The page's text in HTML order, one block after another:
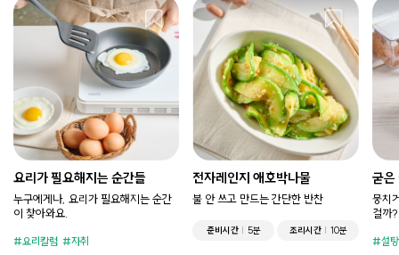
요리가 필요해지는 순간들
누구에게나, 요리가 필요해지는 순간
이 찾아와요.
요리칼럼 자취
전자레인지 애호박나물
불 안 쓰고 만드는 간단한 반찬
준비시간 5분 조리시간 10분
굳은
뭉치
걸까?
설탕